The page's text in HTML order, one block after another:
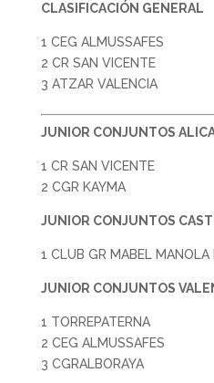
CLASIFICACIÓN GENERAL
1 CEG ALMUSSAFES
2 CR SAN VICENTE
3 ATZAR VALENCIA
JUNIOR CONJUNTOS
1 CR SAN VICENTE
2 CGR KAYMA
JUNIOR CONJUNTOS
1 CLUB GR MABEL MANOLA
JUNIOR CONJUNTOS
1 TORREPATERNA
2 CEG ALMUSSAFES
3 CGRALBORAYA